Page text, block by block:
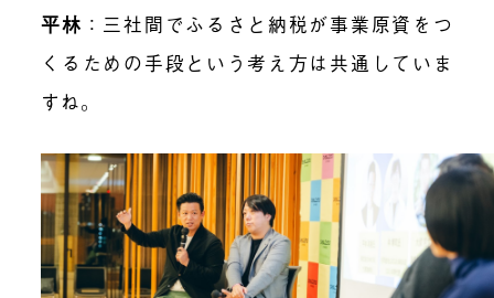
平林 ：三社間でふるさと納税が事業原資をつ
くるための手段という考え方は共通していま
すね。